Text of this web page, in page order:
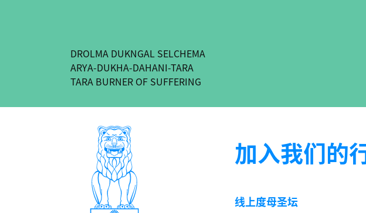
DROLMA DUKNGAL SELCHEMA
ARYA-DUKHA-DAHANI-TARA
TARA BURNER OF SUFFERING
加入我们的
线上度母圣坛